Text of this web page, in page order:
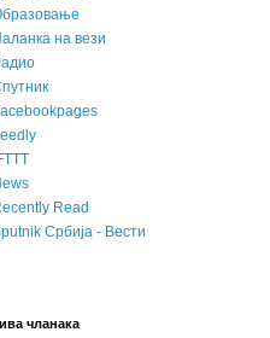
на вези
Read
Србија - Вести
чланака